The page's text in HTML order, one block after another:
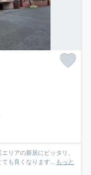
リアの新居にピッタリ。
も良くなります... もっと